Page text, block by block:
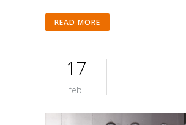
READ MORE
17
feb